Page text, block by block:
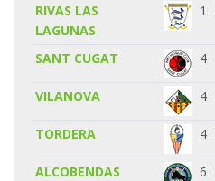
RIVAS LAS
LAGUNAS
1
SANT CUGAT 4
VILANOVA 4
TORDERA 4
ALCOBENDAS 6